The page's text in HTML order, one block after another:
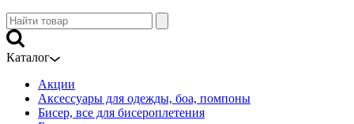
Каталог
Акции
Аксессуары для одежды, боа, помпоны
Бисер, все для бисероплетения